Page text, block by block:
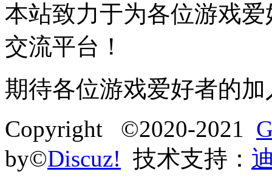
本站致力于为各位游戏
交流平台！
期待各位游戏爱好者的加
Copyright ©2020-2021
by©Discuz! 技术支持：